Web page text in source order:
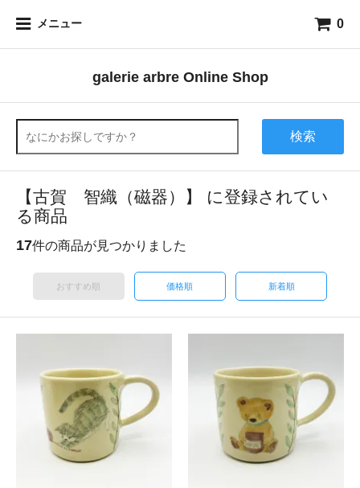
メニュー 0
galerie arbre Online Shop
検索
【古賀 智織（磁器）】 に登録されてい
る商品
17件の商品が見つかりました
おすすめ順 価格順 新着順